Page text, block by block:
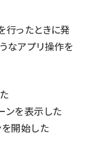
行ったときに発
なアプリ操作を
ンを表示した
開始した